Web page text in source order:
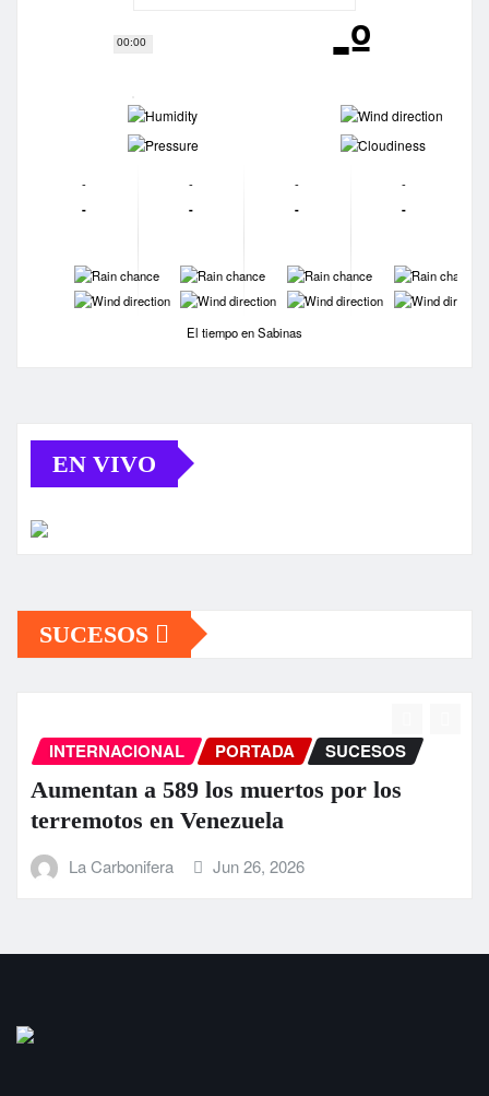
00:00 -º
-
-
-
-
-
-
-
-
-
-
-
-
-
-
-
-
-
-
-
-
El tiempo en Sabinas
EN VIVO
SUCESOS
INTERNACIONAL PORTADA SUCESOS
Aumentan a 589 los muertos por los
terremotos en Venezuela
La Carbonifera Jun 26, 2026